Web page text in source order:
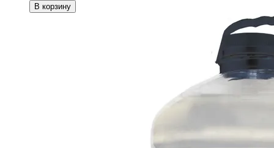
В корзину